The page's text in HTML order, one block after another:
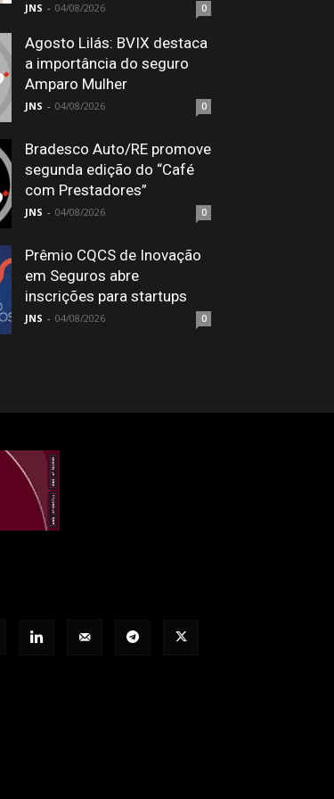
JNS - 04/08/2026 0
Agosto Lilás: BVIX destaca
a importância do seguro
Amparo Mulher
JNS - 04/08/2026 0
Bradesco Auto/RE promove
segunda edição do “Café
com Prestadores”
JNS - 04/08/2026 0
Prêmio CQCS de Inovação
em Seguros abre
inscrições para startups
JNS - 04/08/2026 0